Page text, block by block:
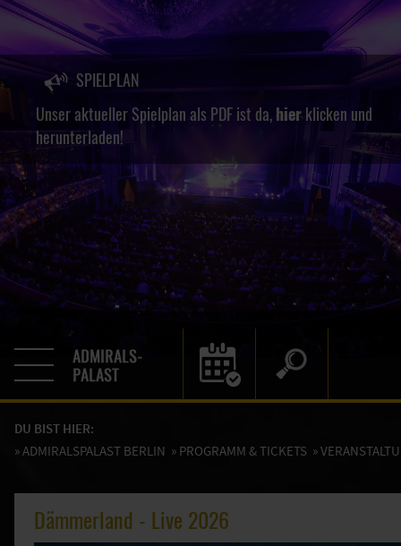
SPIELPLAN
Unser aktueller Spielplan als PDF ist da,hierklicken und
herunterladen!
DU BIST HIER:
»ADMIRALSPALAST BERLIN » PROGRAMM & TICKETS »
Dämmerland - Live 2026